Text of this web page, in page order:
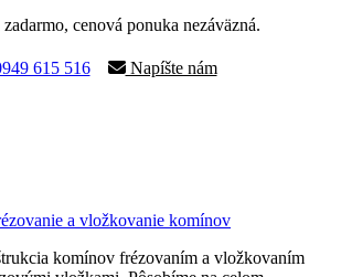
cenová ponuka nezáväzná.
615 516 Napíšte nám
komínov frézovaním a vložkovaním